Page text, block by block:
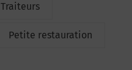
Traiteurs
Petite restauration